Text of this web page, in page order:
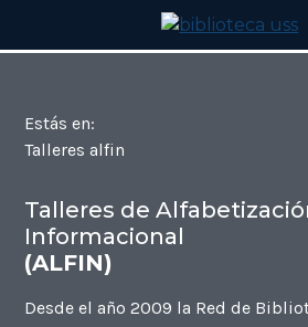
Estás en:
Talleres alfin
Talleres de
Informacional
(ALFIN)
Desde el año 2009 la Red de